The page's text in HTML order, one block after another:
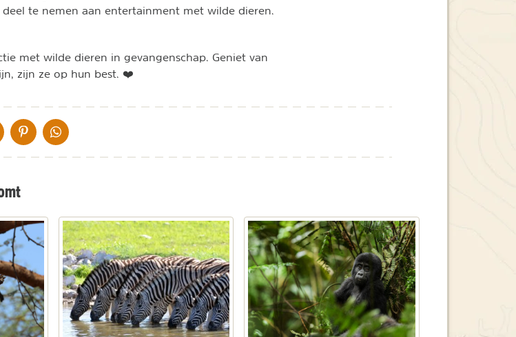
te nemen aan entertainment met wilde dieren.
met wilde dieren in gevangenschap. Geniet van
zijn ze op hun best. ❤️
VIA DE MAIL
DELEN OP PINTEREST
DELEN OP WHATSAPP